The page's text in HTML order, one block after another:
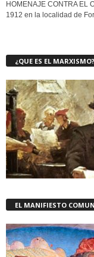
HOMENAJE CONTRA EL
1912 en la localidad de
¿QUE ES EL
EL MANIFIESTO